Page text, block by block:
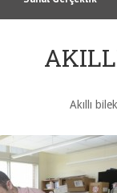
Akıllı